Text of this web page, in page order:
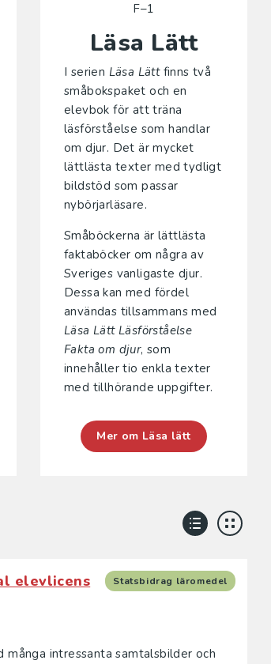
F–1
Läsa Lätt
I serien Läsa Lättfinns två
småbokspaket och en
elevbok för att träna
läsförståelse som handlar
om djur. Det är mycket
lättlästa texter med tydligt
bildstöd som passar
nybörjarläsare.
Småböckerna är lättlästa
faktaböcker om några av
Sveriges vanligaste djur.
Dessa kan med fördel
användas tillsammans med
Läsa Lätt Läsförståelse
Fakta om djur, som
innehåller tio enkla texter
med tillhörande uppgifter.
Mer om Läsa lätt
elevlicens
Statsbidrag läromedel
intressanta samtalsbilder och